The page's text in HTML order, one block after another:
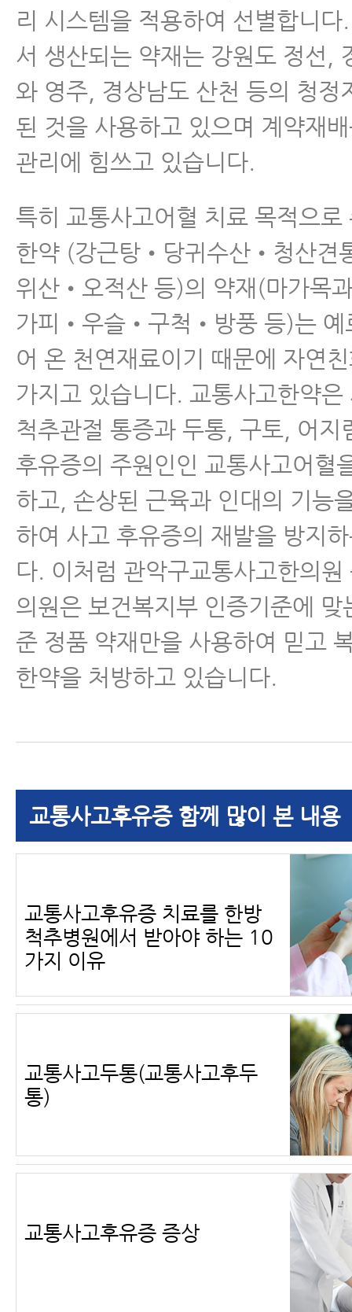
리 시스템을 적용하여 선별합니다
서 생산되는 약재는 강원도 정선,
와 영주, 경상남도 산천 등의 청정
된 것을 사용하고 있으며 계약재
관리에 힘쓰고 있습니다.
특히 교통사고어혈 치료 목적으로
한약 (강근탕•당귀수산•청산견
위산•오적산 등)의 약재(마가목
가피•우슬•구척•방풍 등)는 예
어 온 천연재료이기 때문에 자연
가지고 있습니다. 교통사고한약은
척추관절 통증과 두통, 구토, 어지
후유증의 주원인인 교통사고어혈
하고, 손상된 근육과 인대의 기능
하여 사고 후유증의 재발을 방지
다. 이처럼 관악구교통사고한의원
의원은 보건복지부 인증기준에 맞
준 정품 약재만을 사용하여 믿고
한약을 처방하고 있습니다.
교통사고후유증 함께 많이 본 내용
교통사고후유증 치료를 한방
척추병원에서 받아야 하는 10
가지 이유
교통사고두통(교통사고후두
통)
교통사고후유증 증상